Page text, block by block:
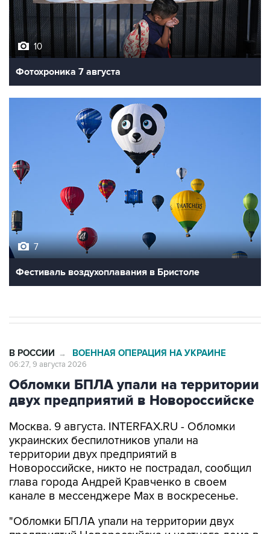
10
Фотохроника 7 августа
Фестиваль воздухоплавания в Бристоле
Обломки БПЛА упали на территории
двух предприятий в Новороссийске
Москва. 9 августа. INTERFAX.RU - Обломки
территории двух предприятий в
Новороссийске, никто не пострадал, сообщил
глава города Андрей Кравченко в своем
канале в мессенджере Max в воскресенье.
"Обломки БПЛА упали на территории двух
поселке Верхнебаканском. В результате